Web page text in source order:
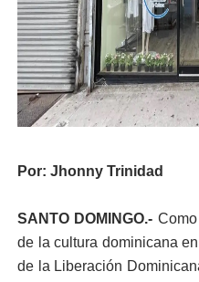
Por: Jhonny Trinidad
SANTO DOMINGO.-
de la cultura dominicana
de la Liberación